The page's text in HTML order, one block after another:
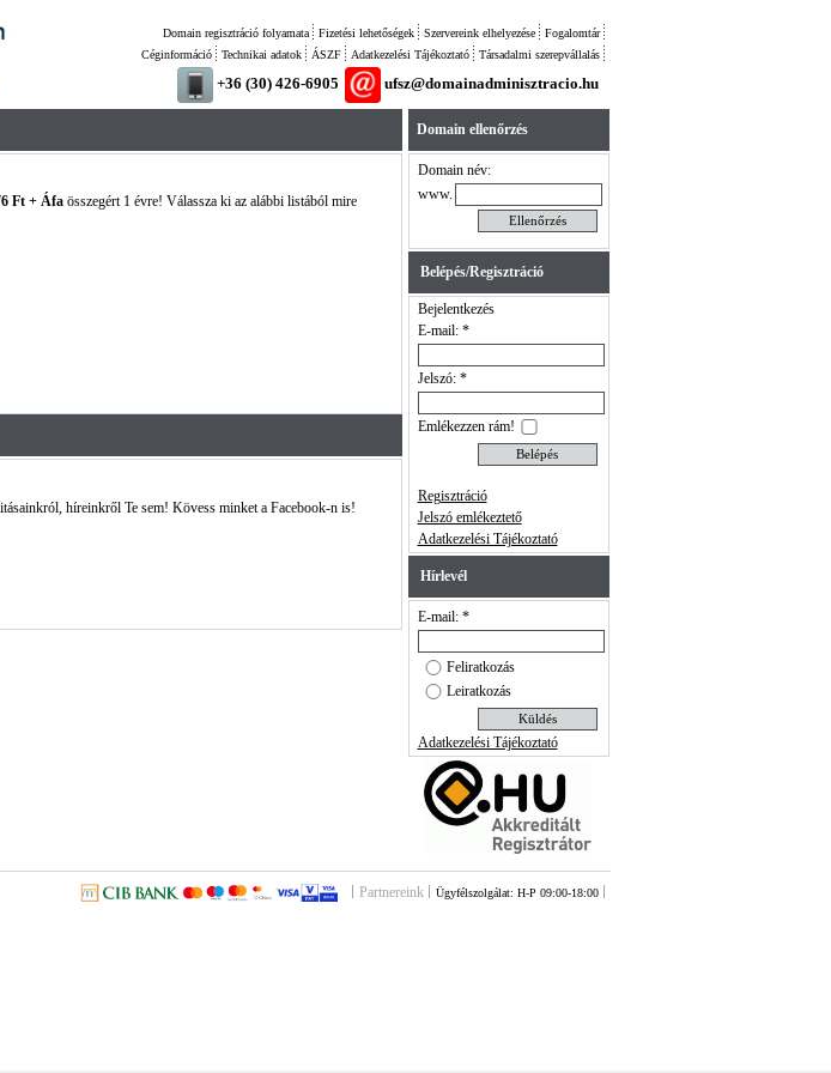
Fogalomtár
Szervereink elhelyezése
Fizetési lehetőségek
Domain regisztráció folyamata
Társadalmi szerepvállalás
Adatkezelési Tájékoztató
ÁSZF
Technikai adatok
Céginformáció
+36 (30) 426-6905 ufsz@domainadminisztracio.hu
Ft + Áfaösszegért 1 évre! Válassza ki az alábbi listából mire
híreinkről Te sem! Kövess minket a Facebook-n is!
Domain ellenőrzés
Domain név:
www.
Belépés/Regisztráció
Bejelentkezés
E-mail: *
Jelszó: *
Emlékezzen rám!
Regisztráció
Jelszó emlékeztető
Adatkezelési Tájékoztató
Hírlevél
E-mail: *
Feliratkozás
Leiratkozás
Adatkezelési Tájékoztató
Partnereink Ügyfélszolgálat: H-P 09:00-18:00